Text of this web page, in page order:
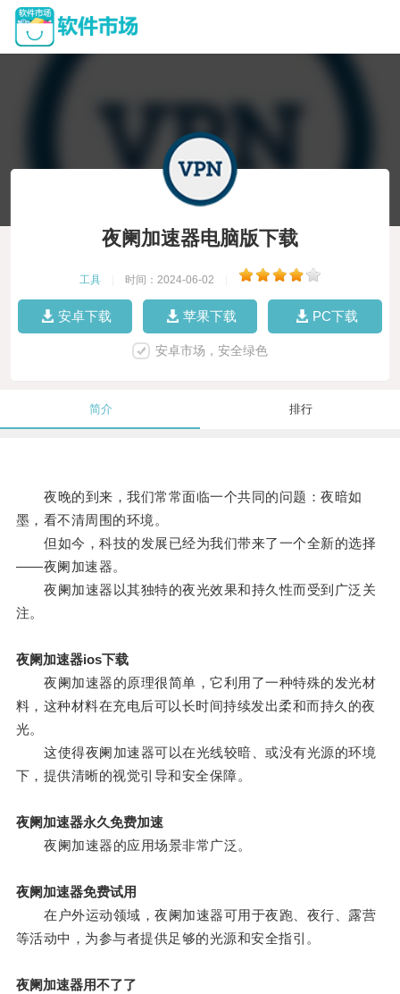
夜阑加速器电脑版下载
工具 时间：2024-06-02
安卓下载 苹果下载 PC下载
安卓市场，安全绿色
简介 排行
夜晚的到来，我们常常面临一个共同的问题：夜暗如
墨，看不清周围的环境。
但如今，科技的发展已经为我们带来了一个全新的选择
——夜阑加速器。
夜阑加速器以其独特的夜光效果和持久性而受到广泛关
注。
夜阑加速器ios下载
夜阑加速器的原理很简单，它利用了一种特殊的发光材
料，这种材料在充电后可以长时间持续发出柔和而持久的夜
光。
这使得夜阑加速器可以在光线较暗、或没有光源的环境
下，提供清晰的视觉引导和安全保障。
夜阑加速器永久免费加速
夜阑加速器的应用场景非常广泛。
夜阑加速器免费试用
在户外运动领域，夜阑加速器可用于夜跑、夜行、露营
等活动中，为参与者提供足够的光源和安全指引。
夜阑加速器用不了了